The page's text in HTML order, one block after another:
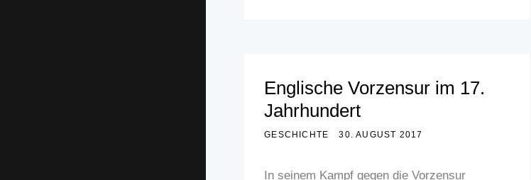
Englische Vorzensur im 17.
Jahrhundert
GESCHICHTE 30. AUGUST 2017
In seinem Kampf gegen die Vorzensur